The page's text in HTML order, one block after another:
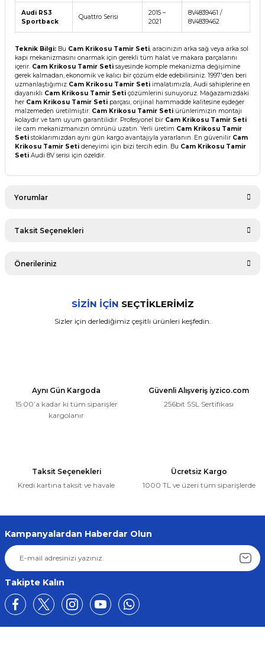
Audi RS3
Sportback
Quattro Serisi
2015 –
2021
8V4839461 /
8V4839462
Teknik Bilgi: Bu Cam Krikosu Tamir Seti, aracınızın arka sağ veya arka sol
kapı mekanizmasını onarmak için gerekli tüm halat ve makara parçalarını
içerir. Cam Krikosu Tamir Seti sayesinde komple mekanizma değişimine
gerek kalmadan, ekonomik ve kalıcı bir çözüm elde edebilirsiniz. 1997'den beri
uzmanlaştığımız Cam Krikosu Tamir Seti imalatımızla, Audi sahiplerine en
dayanıklı Cam Krikosu Tamir Seti çözümlerini sunuyoruz. Mağazamızdaki
her Cam Krikosu Tamir Seti parçası, orijinal hammadde kalitesine eşdeğer
malzemeden üretilmiştir. Cam Krikosu Tamir Seti ürünlerimizin montajı
kolaydır ve tam uyum garantilidir. Profesyonel bir Cam Krikosu Tamir Seti
ile cam mekanizmanızın ömrünü uzatın. Yerli üretim Cam Krikosu Tamir
Seti stoklarımızdan aynı gün kargo avantajıyla yararlanın. En güvenilir Cam
Krikosu Tamir Seti deneyimi için bizi tercih edin. Bu Cam Krikosu Tamir
Seti Audi 8V serisi için özeldir.
Yorumlar
Taksit Seçenekleri
Önerileriniz
konularda yetersiz gördüğünüz noktaları öneri formunu
kullanarak tarafımıza iletebilirsiniz.
Ürün bilgilerinde hatalar bulunuyor.
Ürün fiyatı diğer sitelerden daha pahalı.
SİZİN İÇİN SEÇTİKLERİMİZ
Sizler için derlediğimiz çeşitli ürünleri keşfedin.
Audi A3 8P Ön Sağ Cam Krikosu Tamir Seti (2004-2009)
517,20 ₺
Sepete Ekle
Audi A3 8P Ön Sol Cam Krikosu Tamir Seti (2004-2009)
544,42 ₺
Aynı Gün Kargoda
15:00’a kadar ki tüm siparişler
kargolanır
Güvenli Alışveriş iyzico.com
256bit SSL Sertifikası
Taksit Seçenekleri
Kredi kartına taksit ve havale
Ücretsiz Kargo
1000 TL ve üzeri tüm siparişlerde
Kampanyalardan Haberdar Olun
Takipte Kalın